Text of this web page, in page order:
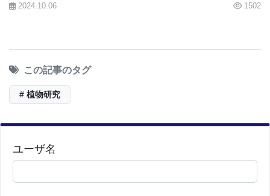
事実上、Amborellaに接触した他の種のミトコンドリ
コンドリアの遺伝子は時間が過ぎても失われること
がほとんどないという事実とあわせ、Amborellaのミ
トコンドリアDNAの膨大な蓄積量になった。Dr.
の遺伝子の数は比較的少ないが、ミトコンドリアの
2024.10.06 1502
この記事のタグ
# 植物研究
ユーザ名